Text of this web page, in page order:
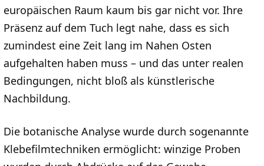
europäischen Raum kaum bis gar nicht vor. Ihre
Präsenz auf dem Tuch legt nahe, dass es sich
zumindest eine Zeit lang im Nahen Osten
aufgehalten haben muss – und das unter realen
Bedingungen, nicht bloß als künstlerische
Nachbildung.
Die botanische Analyse wurde durch sogenannte
Klebefilmtechniken ermöglicht: winzige Proben